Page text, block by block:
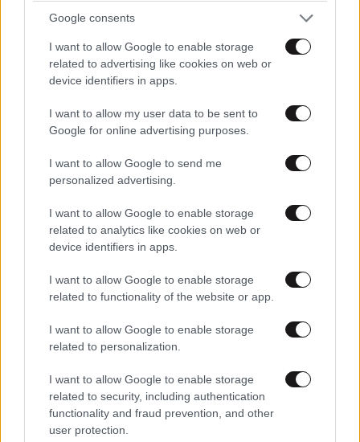
Google consents
I want to allow Google to enable storage
related to advertising like cookies on web or
device identifiers in apps.
I want to allow my user data to be sent to
Google for online advertising purposes.
I want to allow Google to send me
personalized advertising.
I want to allow Google to enable storage
related to analytics like cookies on web or
device identifiers in apps.
I want to allow Google to enable storage
related to functionality of the website or app.
I want to allow Google to enable storage
related to personalization.
I want to allow Google to enable storage
related to security, including authentication
functionality and fraud prevention, and other
user protection.
ΕΛΛΑΔΑ06·08·2026 21:47
Τραγωδία στα Μάλια: «Ο πανικός τη σκότωσε»
– Τι λένε μάρτυρες για τη 42χρονη Ολλανδή
που πνίγηκε προσπαθώντας να σώσει τη φίλη